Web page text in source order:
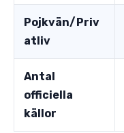
Pojkvän/Priv
atliv
Antal
officiella
källor